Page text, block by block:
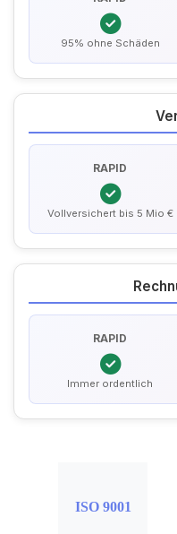
95% ohne Schäden
RAPID
Vollversichert bis 5 Mio €
RAPID
Immer ordentlich